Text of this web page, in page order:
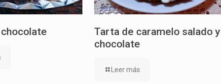
Tarta de caramelo salado y
chocolate
Leer más